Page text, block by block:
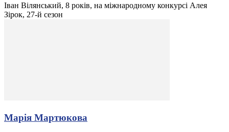
Іван Вілянський, 8 років, на міжнародному конкурсі Алея
Зірок, 27-й сезон
Марія Мартюкова